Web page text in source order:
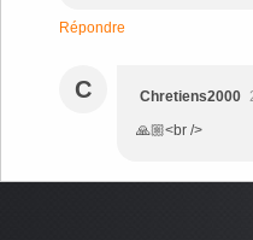
Répondre
C Chretiens2000
🙏🏼<br />